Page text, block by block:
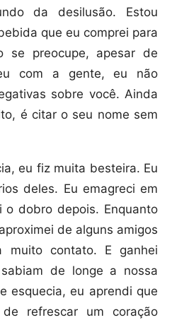
da desilusão. Estou
que eu comprei para
se preocupe, apesar de
com a gente, eu não
sobre você. Ainda
é citar o seu nome sem
eu fiz muita besteira. Eu
deles. Eu emagreci em
o dobro depois. Enquanto
de alguns amigos
muito contato. E ganhei
de longe a nossa
esquecia, eu aprendi que
refrescar um coração